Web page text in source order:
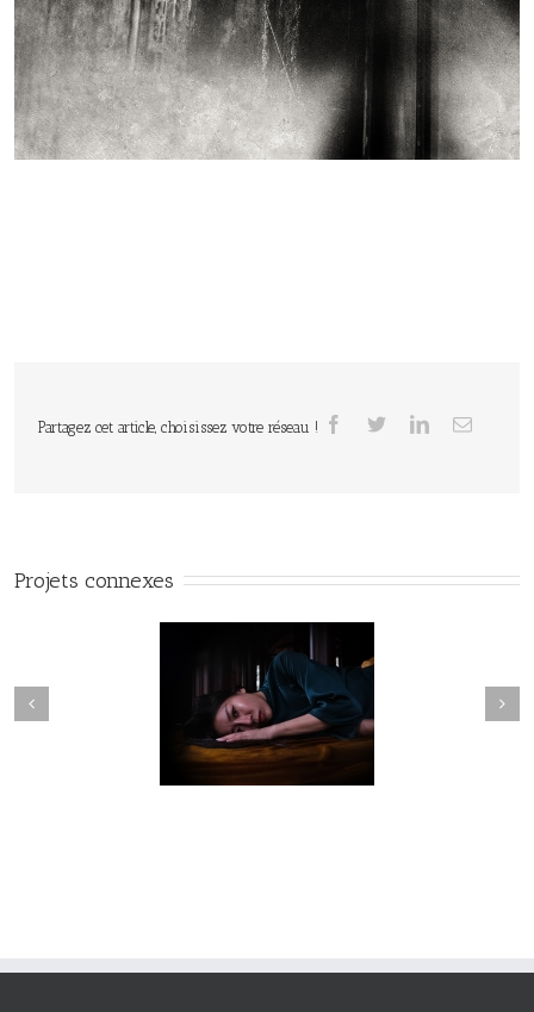
Partagez cet article, choisissez votre réseau !
Projets connexes
Fleuve #040
Fleuve #039